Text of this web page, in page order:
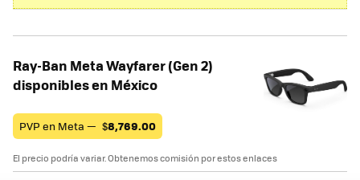
Ray-Ban Meta Wayfarer (Gen 2)
disponibles en México
PVP en Meta — $8,769.00
El precio podría variar. Obtenemos comisión por estos enlaces